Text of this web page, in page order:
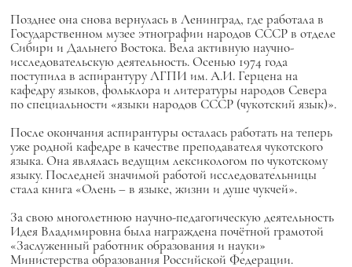
Позднее она снова вернулась в Ленинград, где работала в
Государственном музее этнографии народов СССР в отделе
Сибири и Дальнего Востока. Вела активную научно-
исследовательскую деятельность. Осенью 1974 года
поступила в аспирантуру ЛГПИ им. А.И. Герцена на
кафедру языков, фольклора и литературы народов Севера
по специальности «языки народов СССР (чукотский язык)».
После окончания аспирантуры осталась работать на теперь
уже родной кафедре в качестве преподавателя чукотского
языка. Она являлась ведущим лексикологом по чукотскому
языку. Последней значимой работой исследовательницы
стала книга «Олень – в языке, жизни и душе чукчей».
За свою многолетнюю научно-педагогическую деятельность
Идея Владимировна была награждена почётной грамотой
«Заслуженный работник образования и науки»
Министерства образования Российской Федерации.